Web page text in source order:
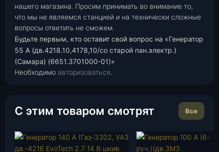
нашего магазина. Просим принимать во внимание то,
что мы не являемся станцией и на технически сложные
вопросы ответить не сможем.
Будьте первым, кто оставит свой вопрос на «Генератор
55 А (дв.4218.10,4178,10/со старой пан.электр.)
(Самара) (6651.3701000-01)»
Необходимо авторизоваться.
С этим товаром смотрят Все